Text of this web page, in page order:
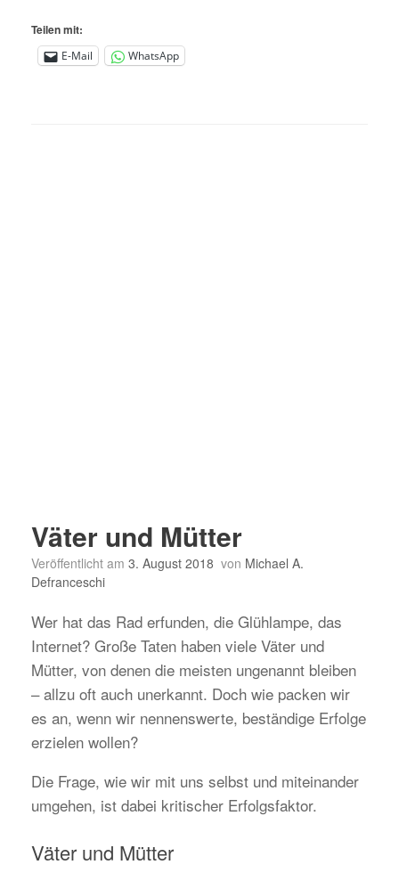
Teilen mit:
E-Mail WhatsApp
Väter und Mütter
Veröffentlicht am 3. August 2018 von Michael A.
Defranceschi
Wer hat das Rad erfunden, die Glühlampe, das
Internet? Große Taten haben viele Väter und
Mütter, von denen die meisten ungenannt bleiben
– allzu oft auch unerkannt. Doch wie packen wir
es an, wenn wir nennenswerte, beständige Erfolge
erzielen wollen?
Die Frage, wie wir mit uns selbst und miteinander
umgehen, ist dabei kritischer Erfolgsfaktor.
Väter und Mütter